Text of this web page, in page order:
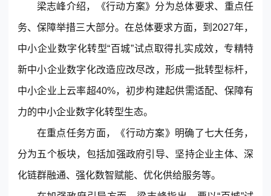
18929299059
(每天：8:00 — 22:00 全年无休)
© 2013-2023 scrm.com All Rights Reserved
梁志峰介绍，《行动方案》分为总体要求、重点任
务、保障举措三大部分。在总体要求方面，到2027年，
中小企业数字化转型“百城”试点取得扎实成效，专精特
新中小企业数字化改造应改尽改，形成一批转型标杆，
中小企业上云率超40%，初步构建起供需适配、保障有
力的中小企业数字化转型生态。
在重点任务方面，《行动方案》明确了七大任务，
分为五个板块，包括加强政府引导、坚持企业主体、深
化链群融通、强化数智赋能、优化供给服务等。